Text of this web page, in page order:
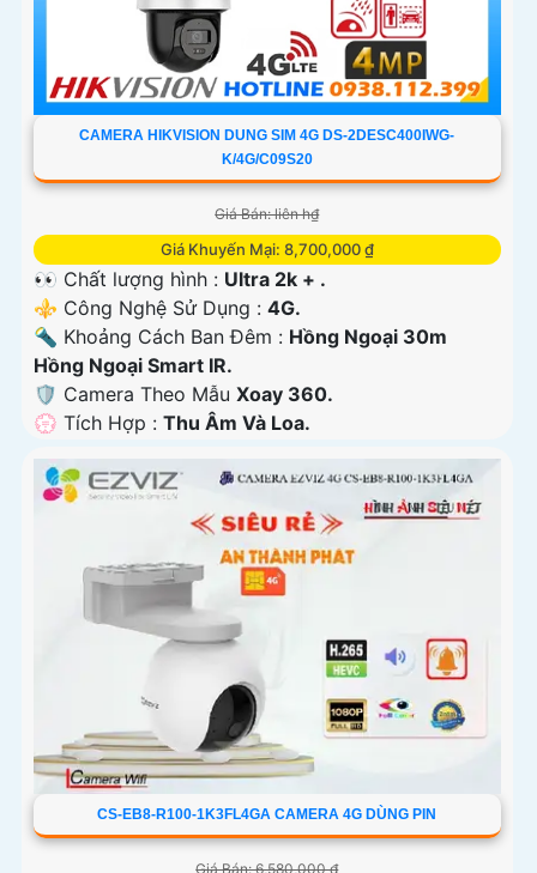
CAMERA HIKVISION DUNG SIM 4G DS-2DESC400IWG-
K/4G/C09S20
Giá Bán: liên h₫
Giá Khuyến Mại: 8,700,000 ₫
👀 Chất lượng hình : Ultra 2k + .
⚜️ Công Nghệ Sử Dụng : 4G.
🔦 Khoảng Cách Ban Đêm : Hồng Ngoại 30m
Hồng Ngoại Smart IR.
🛡 Camera Theo Mẫu Xoay 360.
️💮 Tích Hợp : Thu Âm Và Loa.
CS-EB8-R100-1K3FL4GA CAMERA 4G DÙNG PIN
Giá Bán: 6,580,000 ₫